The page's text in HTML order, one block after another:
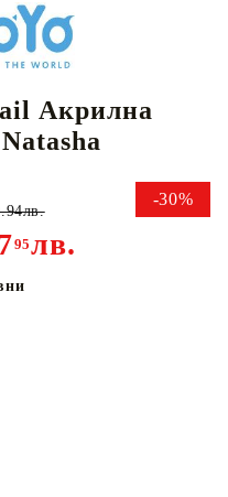
Акрилна
-30%
95лв.